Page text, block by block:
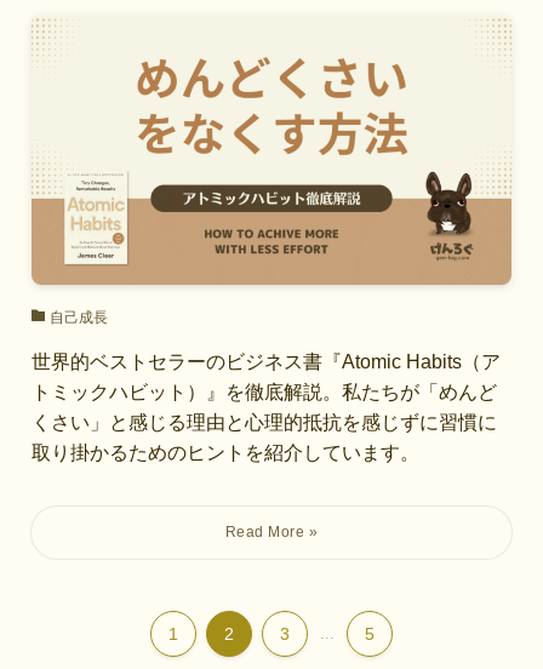
自己成長
世界的ベストセラーのビジネス書『Atomic Habits（ア
トミックハビット）』を徹底解説。私たちが「めんど
くさい」と感じる理由と心理的抵抗を感じずに習慣に
取り掛かるためのヒントを紹介しています。
1 2 3 5